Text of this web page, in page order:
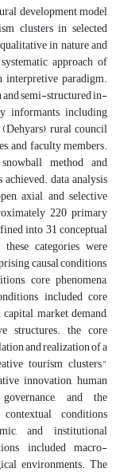
development model
clusters in selected
in nature and
approach of
interpretive paradigm.
and semi-structured in-
informants, including
rural council
and faculty members.
method and
data analysis
axial, and selective
220 primary
into 31 conceptual
categories were
causal conditions,
core phenomena,
included core
market demand,
structures. the core
and realization of a
tourism clusters,"
innovation, human
and the
conditions
and institutional
included macro-
environments. The